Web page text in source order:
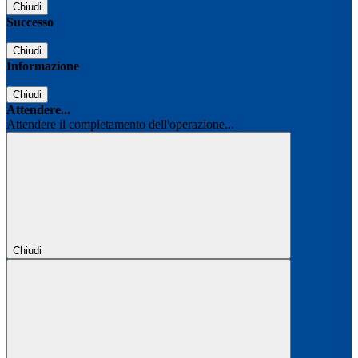
Chiudi
Successo
Chiudi
Informazione
Chiudi
Attendere...
Attendere il completamento dell'operazione...
Chiudi